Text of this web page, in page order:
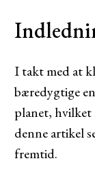
I takt med at
bæredygtige
planet,
denne artikel
fremtid.